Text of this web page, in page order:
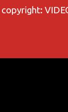
copyright: